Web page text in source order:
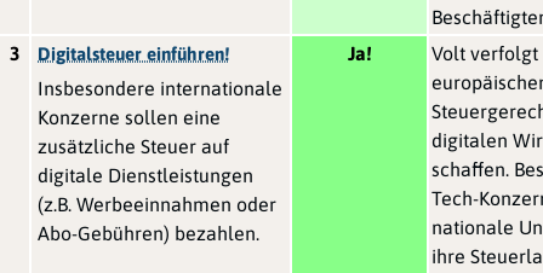
3
Digitalsteuer einführen!
Insbesondere internationale
Konzerne sollen eine
zusätzliche Steuer auf
digitale Dienstleistungen
(z.B. Werbeeinnahmen oder
Abo-Gebühren) bezahlen.
Ja!
Volt verfolgt
digitalen
schaffen.
Tech-
nationale
ihre